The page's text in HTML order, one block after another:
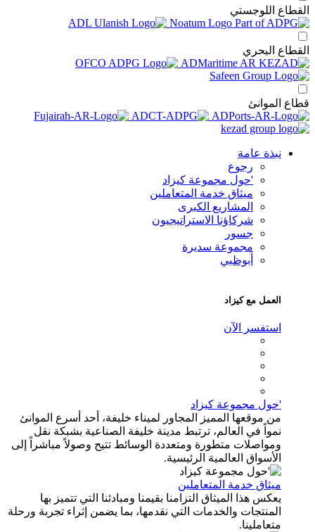
اللوجستي
البحري
الموانئ
نبذة عامة
رجوع
'حول مجموعة كيزاد
ميثاق خدمة المتعاملين
المشاريع الكبرى
شركاؤنا الاستراتيجيون
جسور
مجموعة سديرة
أبوظبي
العمل مع كيزاد
استفسر الآن
'حول مجموعة كيزاد
من موقعها المميز المجاور لميناء خليفة، أحد أسرع الموانئ
نمواً في العالم، ترتبط مدينة خليفة الصناعية بشبكة نقل
ومواصلات متطورة ومتعددة الوسائط تتيح وصولاً مباشراً إلى
الأسواق العالمية الرئيسية.
ميثاق خدمة المتعاملين
يعكس هذا الميثاق التزامنا بقيمنا ومبادئنا التي تتميز بها
المنتجات والخدمات التي نقدمها، بما يضمن إثراء تجربة ورحلة
متعاملينا.